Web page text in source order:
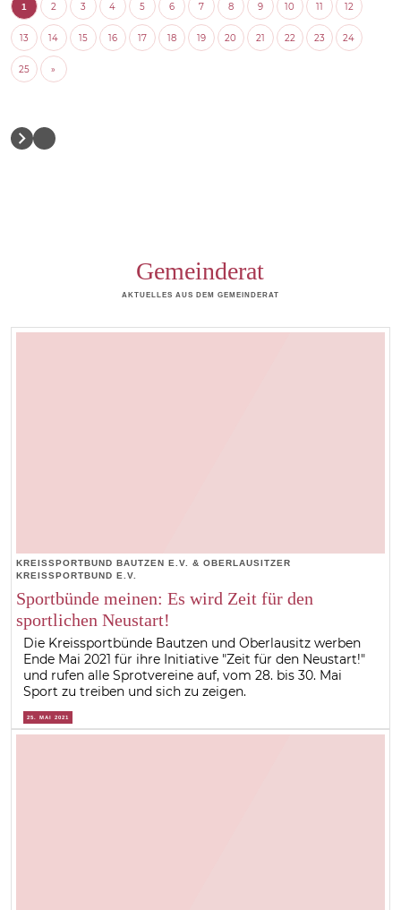
1 2 3 4 5 6 7 8 9 10 11 12
13 14 15 16 17 18 19 20 21 22 23 24
25 »
Gemeinderat
AKTUELLES AUS DEM GEMEINDERAT
KREISSPORTBUND BAUTZEN E.V. & OBERLAUSITZER
KREISSPORTBUND E.V.
Sportbünde meinen: Es wird Zeit für den
sportlichen Neustart!
Die Kreissportbünde Bautzen und Oberlausitz werben
Ende Mai 2021 für ihre Initiative "Zeit für den Neustart!"
und rufen alle Sprotvereine auf, vom 28. bis 30. Mai
Sport zu treiben und sich zu zeigen.
25. MAI 2021